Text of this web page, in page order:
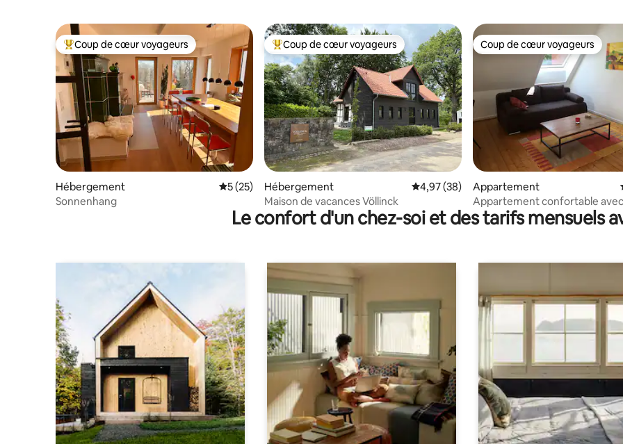
Coups de cœur voyageurs les plus appréciés
Coup de cœur voyageurs
Hébergement Évaluation moyenne sur la base de 25 commentaires : 5 sur 5
5 (25)
Sonnenhang
Coups de cœur voyageurs les plus appréciés
Coup de cœur voyageurs
Hébergement Évaluation moyenne sur la base de 38
4,97 (38)
Maison de vacances Völlinck
Coup de cœur voyageurs
Coup de cœur voyageurs
Appartement
Appartement confortable avec
jardin
Le confort d'un chez-soi et des tarifs mensuels